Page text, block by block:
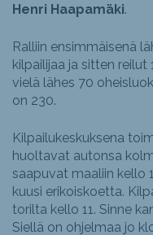
Henri Haapamäki.
Ralliin ensimmäisenä
kilpailijaa ja sitten reilut
vielä lähes 70
on 230.
Kilpailukeskuksena
huoltavat autonsa
saapuvat maaliin kello
kuusi erikoiskoetta.
torilta kello 11. Sinne
Siellä on ohjelmaa jo